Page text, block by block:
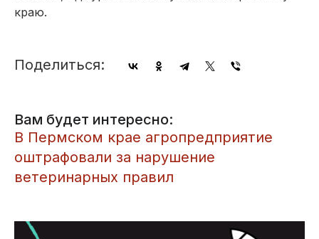
краю.
Поделиться:
Вам будет интересно:
​В Пермском крае агропредприятие
оштрафовали за нарушение
ветеринарных правил